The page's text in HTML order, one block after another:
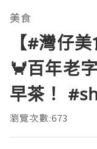
美食
【#灣仔
🦀百年老
早茶！
瀏覽次數:673